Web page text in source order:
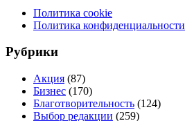
Политика cookie
Политика конфиденциальности
Рубрики
Акция (87)
Бизнес (170)
Благотворительность (124)
Выбор редакции (259)